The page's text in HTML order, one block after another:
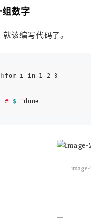
组数字
该编写代码了。
for i in
# $i "done
image-